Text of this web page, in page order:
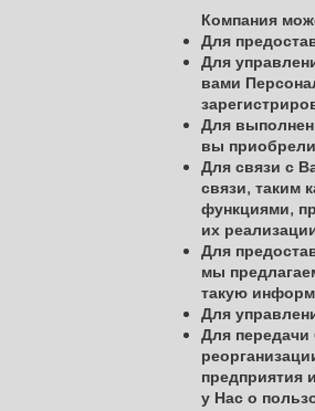
Компания
Для
Для
вами
Для
вы
Для связи с
связи, таким
функциями,
их
Для
мы
такую
Для
Для
предприятия
у Нас о